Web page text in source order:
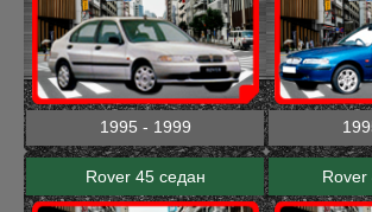
1995 - 1999
Rover 45 седан Rover